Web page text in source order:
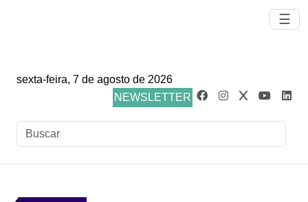
☰
sexta-feira, 7 de agosto de 2026
NEWSLETTER